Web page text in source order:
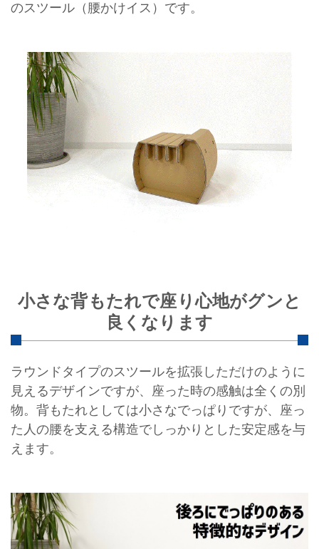
のスツール（腰かけイス）です。
小さな背もたれで座り心地がグンと
良くなります
ラウンドタイプのスツールを拡張しただけのように
見えるデザインですが、座った時の感触は全くの別
物。背もたれとしては小さなでっぱりですが、座っ
た人の腰を支える構造でしっかりとした安定感を与
えます。